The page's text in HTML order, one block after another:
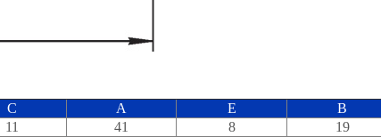
C A E B
11 41 8 19